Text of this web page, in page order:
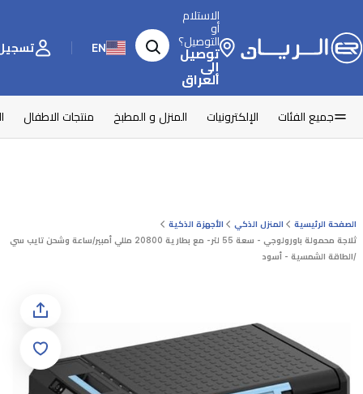
الاستلام
أو
التوصيل؟
توصيل
إلى
العراق
EN تسجيل
جميع الفئات الإلكترونيات المنزل و المطبخ منتجات الاطفال
الصفحة الرئيسية المنزل الذكي
الأجهزة الذكية
ثلاجة محمولة باورولوجي - سعة 55 لتر- مع بطارية 20800 مللي أمبير/ساعة وشحن تايب سي
/الطاقة الشمسية - أسود